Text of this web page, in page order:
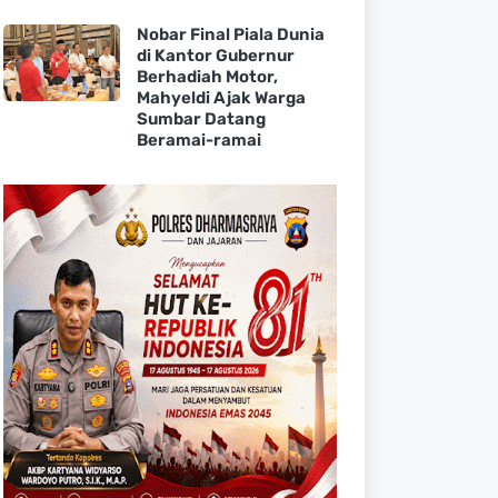
Nobar Final Piala Dunia
di Kantor Gubernur
Berhadiah Motor,
Mahyeldi Ajak Warga
Sumbar Datang
Beramai-ramai